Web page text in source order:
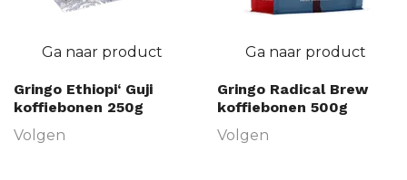
Ga naar product
Gringo Ethiopi‘ Guji
koffiebonen 250g
Volgen
Ga naar product
Gringo Radical Brew
koffiebonen 500g
Volgen